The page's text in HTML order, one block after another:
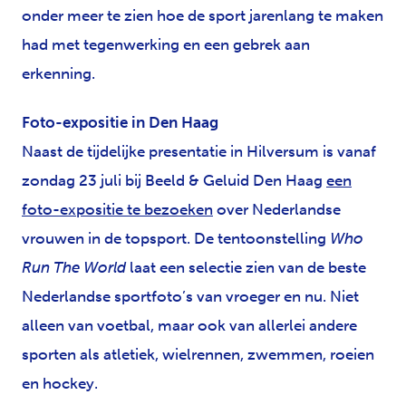
onder meer te zien hoe de sport jarenlang te maken
had met tegenwerking en een gebrek aan
erkenning.
Foto-expositie in Den Haag
Naast de tijdelijke presentatie in Hilversum is vanaf
zondag 23 juli bij Beeld & Geluid Den Haag een
foto-expositie te bezoeken over Nederlandse
vrouwen in de topsport. De tentoonstelling Who
Run The Worldlaat een selectie zien van de beste
Nederlandse sportfoto’s van vroeger en nu. Niet
alleen van voetbal, maar ook van allerlei andere
sporten als atletiek, wielrennen, zwemmen, roeien
en hockey.